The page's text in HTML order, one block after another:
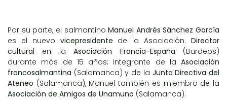
Por su parte, el salmantinoManuel Andrés Sánchez García
es el nuevo vicepresidente de la Asociación.Director
cultural en laAsociación Francia-España (Burdeos)
durante más de 15 años; integrante de la Asociación
francosalmantina (Salamanca) y de la Junta Directiva del
Ateneo (Salamanca), Manuel también es miembro de la
Asociación de Amigos de Unamuno (Salamanca).